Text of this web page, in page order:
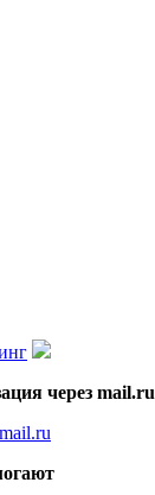
через mail.ru